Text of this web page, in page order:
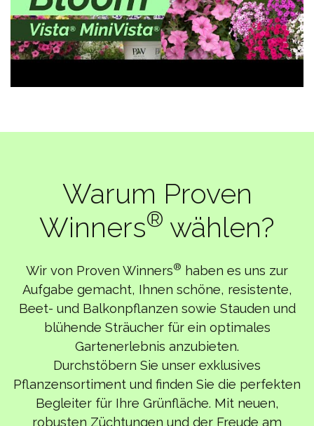
Warum Proven
Winners® wählen?
Wir von Proven Winners® haben es uns zur
Aufgabe gemacht, Ihnen schöne, resistente,
Beet- und Balkonpflanzen sowie Stauden und
blühende Sträucher für ein optimales
Gartenerlebnis anzubieten.
Durchstöbern Sie unser exklusives
Pflanzensortiment und finden Sie die perfekten
Begleiter für Ihre Grünfläche. Mit neuen,
robusten Züchtungen und der Freude am